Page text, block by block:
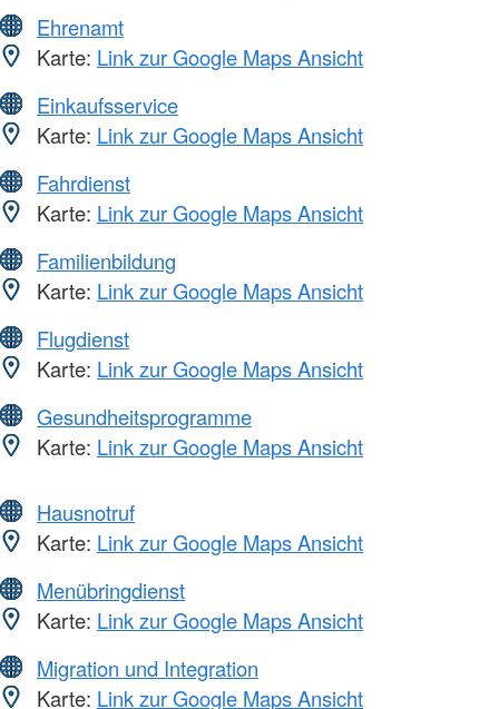
Ehrenamt
Karte: Link zur Google Maps Ansicht
Einkaufsservice
Karte: Link zur Google Maps Ansicht
Fahrdienst
Karte: Link zur Google Maps Ansicht
Familienbildung
Karte: Link zur Google Maps Ansicht
Flugdienst
Karte: Link zur Google Maps Ansicht
Gesundheitsprogramme
Karte: Link zur Google Maps Ansicht
Hausnotruf
Karte: Link zur Google Maps Ansicht
Menübringdienst
Karte: Link zur Google Maps Ansicht
Migration und Integration
Karte: Link zur Google Maps Ansicht